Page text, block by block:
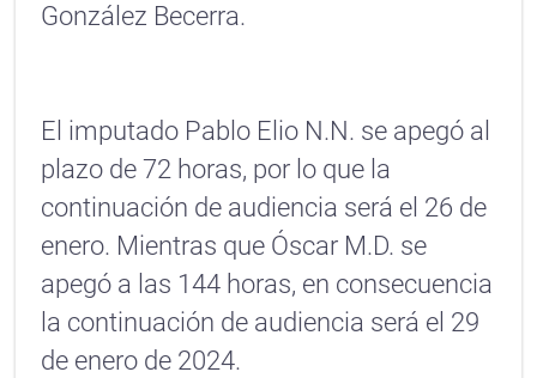
González Becerra.
El imputado Pablo Elio N.N. se apegó al
plazo de 72 horas, por lo que la
continuación de audiencia será el 26 de
enero. Mientras que Óscar M.D. se
apegó a las 144 horas, en consecuencia
la continuación de audiencia será el 29
de enero de 2024.